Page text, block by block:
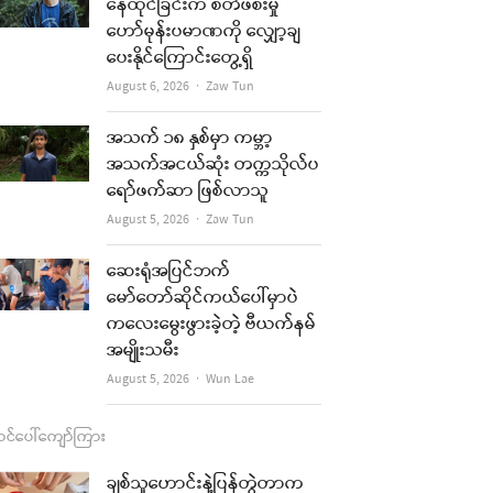
o
g
m
b
e
ဟော်မုန်းပမာဏကို လျှော့ချ
ပေးနိုင်ကြောင်းတွေ့ရှိ
August 6, 2026 Author
Zaw Tun
အသက် ၁၈ နှစ်မှာ ကမ္ဘာ့
အသက်အငယ်ဆုံး တက္ကသိုလ်ပ
ရော်ဖက်ဆာ ဖြစ်လာသူ
August 5, 2026 Author
Zaw Tun
ဆေးရုံအပြင်ဘက်
မော်တော်ဆိုင်ကယ်ပေါ်မှာပဲ
ကလေးမွေးဖွားခဲ့တဲ့ ဗီယက်နမ်
အမျိုးသမီး
August 5, 2026 Author
Wun Lae
ပေါ်ကျော်ကြား
ချစ်သူဟောင်းနဲ့ပြန်တွဲတာက